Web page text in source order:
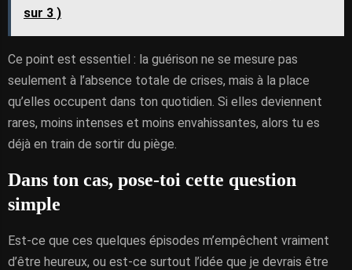
sur 3 )
Ce point est essentiel : la guérison ne se mesure pas
seulement à l’absence totale de crises, mais à la place
qu’elles occupent dans ton quotidien. Si elles deviennent
rares, moins intenses et moins envahissantes, alors tu es
déjà en train de sortir du piège.
Dans ton cas, pose-toi cette question
simple
Est-ce que ces quelques épisodes m’empêchent vraiment
d’être heureux, ou est-ce surtout l’idée que je devrais être